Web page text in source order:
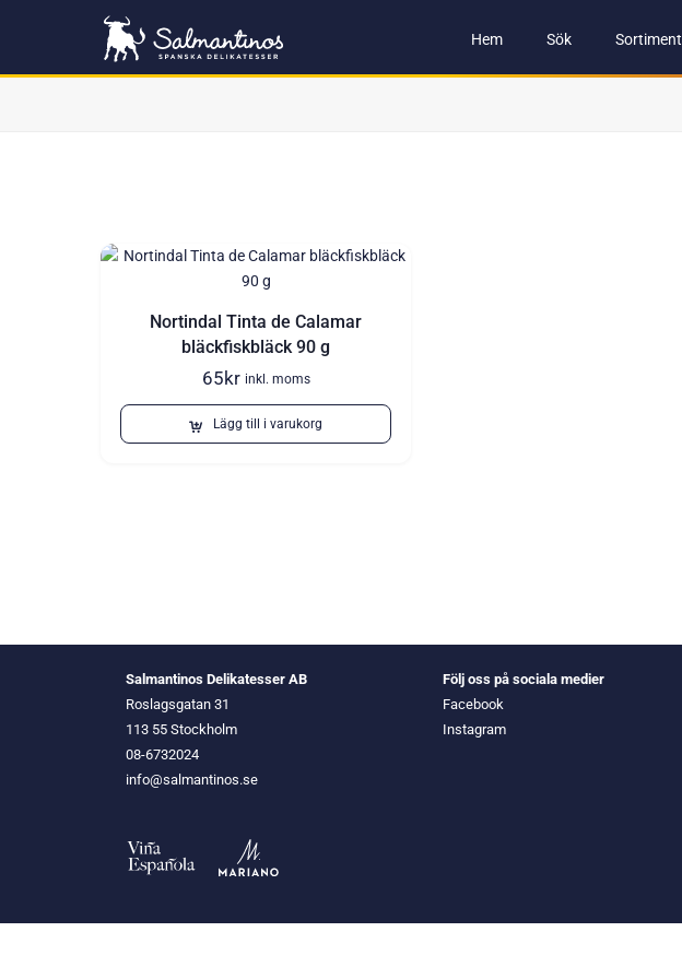
Hem Sök Sortiment
Nortindal Tinta de Calamar
bläckfiskbläck 90 g
65kr inkl. moms
Lägg till i varukorg
Salmantinos Delikatesser AB
Roslagsgatan 31
113 55 Stockholm
08-6732024
info@salmantinos.se
Följ oss på sociala medier
Facebook
Instagram